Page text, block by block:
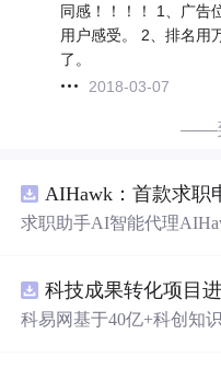
同感！！！！ 1、广告
用户感受。 2、排名用
了。
2018-03-07
——
AIHawk：首款求职
求职助手AI智能代理
科易网基于40亿+科创知